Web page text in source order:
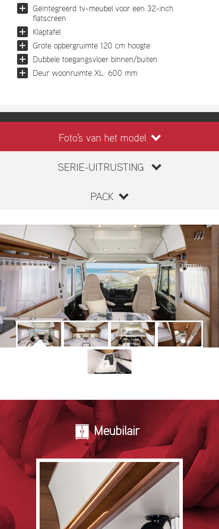
Geïntegreerd tv-meubel voor een 32-inch
flatscreen
Klaptafel
Grote opbergruimte 120 cm hoogte
Dubbele toegangsvloer binnen/buiten
Deur woonruimte XL: 600 mm
Foto's van het model
SERIE-UITRUSTING
PACK
Meubilair